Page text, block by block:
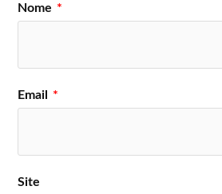
Nome *
Email *
Site